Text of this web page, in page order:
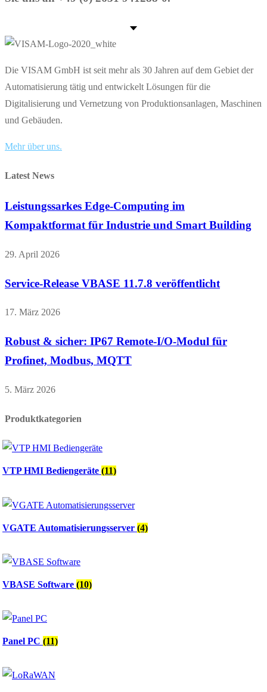
Die VISAM GmbH ist seit mehr als 30 Jahren auf dem Gebiet der
Automatisierung tätig und entwickelt Lösungen für die
Digitalisierung und Vernetzung von Produktionsanlagen, Maschinen
und Gebäuden.
Mehr über uns.
Latest News
Leistungssarkes Edge-Computing im
Kompaktformat für Industrie und Smart Building
29. April 2026
Service-Release VBASE 11.7.8 veröffentlicht
17. März 2026
Robust & sicher: IP67 Remote-I/O-Modul für
Profinet, Modbus, MQTT
5. März 2026
Produktkategorien
VTP HMI Bediengeräte (11)
VGATE Automatisierungsserver (4)
VBASE Software (10)
Panel PC (11)